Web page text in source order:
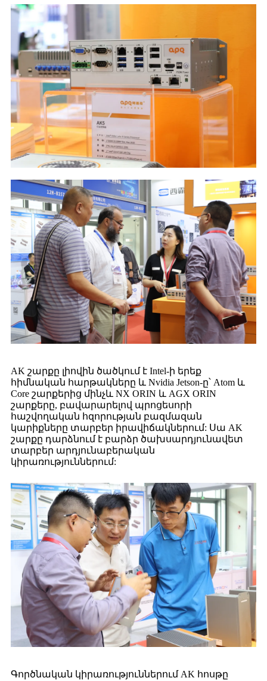
AK շարքը լիովին ծածկում է Intel-ի երեք
հիմնական հարթակները և Nvidia Jetson-ը՝ Atom և
Core շարքերից մինչև NX ORIN և AGX ORIN
շարքերը, բավարարելով պրոցեսորի
հաշվողական հզորության բազմազան
կարիքները տարբեր իրավիճակներում: Սա AK
շարքը դարձնում է բարձր ծախսարդյունավետ
տարբեր արդյունաբերական
կիրառություններում:
Գործնական կիրառություններում AK հոսթը